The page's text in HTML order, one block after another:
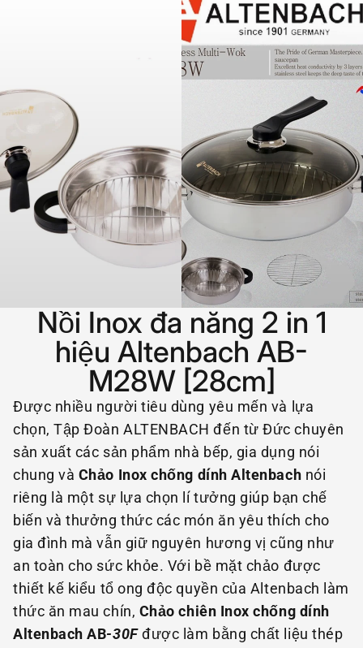
Nồi Inox đa năng 2 in 1
hiệu Altenbach AB-
M28W [28cm]
Được nhiều người tiêu dùng yêu mến và lựa
chọn, Tập Đoàn ALTENBACH đến từ Đức chuyên
sản xuất các sản phẩm nhà bếp, gia dụng nói
chung và Chảo Inox chống dính Altenbach nói
riêng là một sự lựa chọn lí tưởng giúp bạn chế
biến và thưởng thức các món ăn yêu thích cho
gia đình mà vẫn giữ nguyên hương vị cũng như
an toàn cho sức khỏe. Với bề mặt chảo được
thiết kế kiểu tổ ong độc quyền của Altenbach làm
thức ăn mau chín, Chảo chiên Inox chống dính
Altenbach AB-30Fđược làm bằng chất liệu thép